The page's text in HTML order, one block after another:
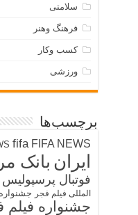
سلامتی
فرهنگ وهنر
کسب وکار
ورزشی
برچسب‌ها
fifa FIFA NEWS
ایران بانک
فوتبال پرسپولیس
المللی فیلم فجر
جشنواره فیلم